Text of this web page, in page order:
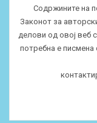
Содржините на
Законот за
делови од овој веб
потребна е писмена